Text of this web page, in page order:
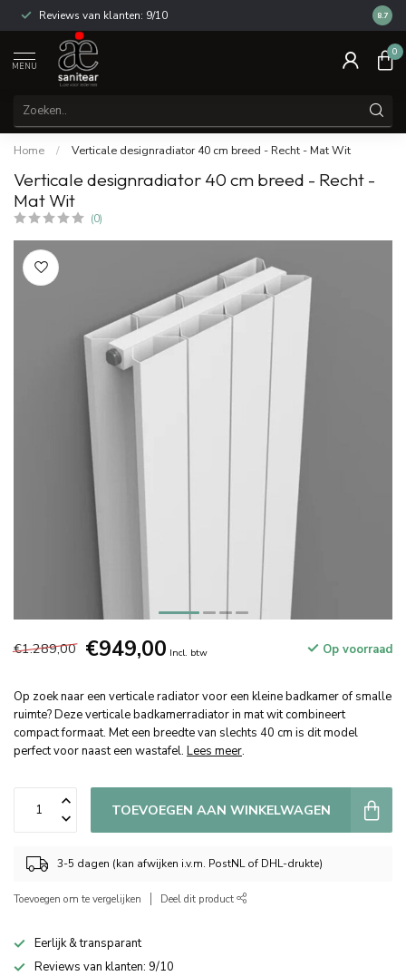
Reviews van klanten: 9/10 14
8.7
MENU
0
Home / Verticale designradiator 40 cm breed - Recht - Mat Wit
Verticale designradiator 40 cm breed - Recht -
Mat Wit
(0)
€1.289,00 €949,00 Incl. btw Op voorraad
Op zoek naar een verticale radiator voor een kleine badkamer of smalle
ruimte? Deze verticale badkamerradiator in mat wit combineert
compact formaat. Met een breedte van slechts 40 cm is dit model
perfect voor naast een wastafel. Lees meer.
TOEVOEGEN AAN WINKELWAGEN
3-5 dagen (kan afwijken i.v.m. PostNL of DHL-drukte)
Toevoegen om te vergelijken Deel dit product
Eerlijk & transparant
Reviews van klanten: 9/10